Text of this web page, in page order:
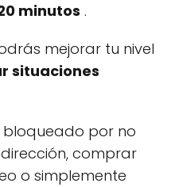
minutos .
mejorar tu nivel
situaciones
bloqueado por no
comprar
o simplemente